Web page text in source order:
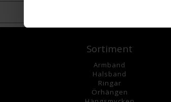
Sortiment
Armband
Halsband
Ringar
Örhängen